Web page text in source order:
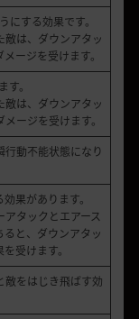
にする効果です。
敵は、ダウンアタッ
ージを受けます。
す。
敵は、ダウンアタッ
ージを受けます。
動不能状態になり
果があります。
タックとエアース
と、ダウンアタッ
受けます。
敵をはじき飛ばす効